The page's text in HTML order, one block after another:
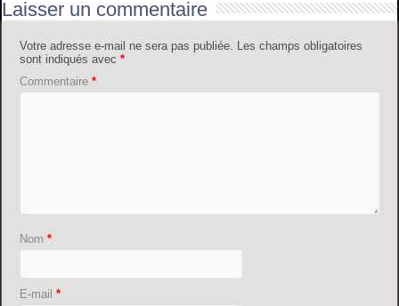
Laisser un commentaire
Votre adresse e-mail ne sera pas publiée. Les champs obligatoires
sont indiqués avec*
Commentaire*
Nom*
E-mail*